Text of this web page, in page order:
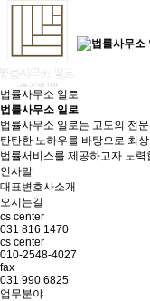
법률사무소 일로
법률사무소 일로
법률사무소 일로는 고도의 전
탄탄한 노하우를 바탕으로 최상
법률서비스를 제공하고자 노력
인사말
대표변호사소개
오시는길
cs center
031 816 1470
cs center
010-2548-4027
fax
031 990 6825
업무분야